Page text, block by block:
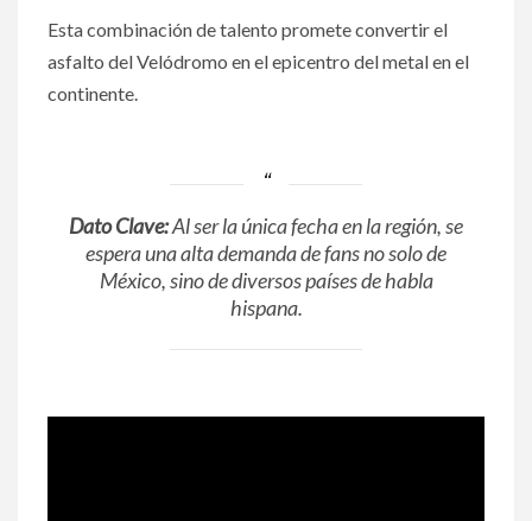
Esta combinación de talento promete convertir el
asfalto del Velódromo en el epicentro del metal en el
continente.
Dato Clave:Al ser la única fecha en la región, se
espera una alta demanda de fans no solo de
México, sino de diversos países de habla
hispana.